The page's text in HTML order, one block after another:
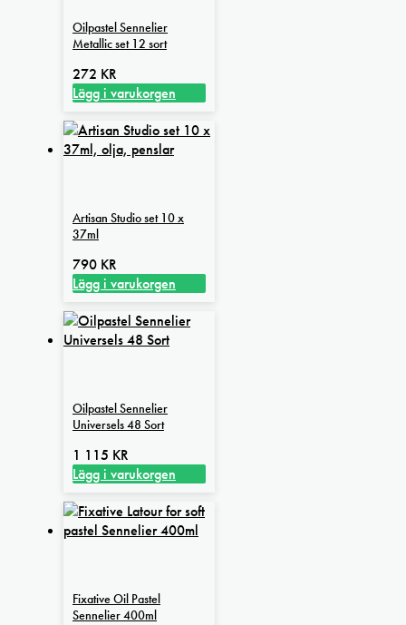
Oilpastel Sennelier
Metallic set 12 sort
272 KR
Lägg i varukorgen
Artisan Studio set 10 x
37ml
790 KR
Lägg i varukorgen
Oilpastel Sennelier
Universels 48 Sort
1 115 KR
Lägg i varukorgen
Fixative Oil Pastel
Sennelier 400ml